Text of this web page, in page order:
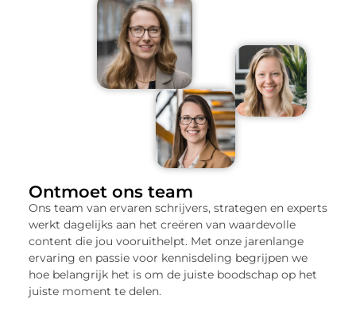
Ontmoet ons team
Ons team van ervaren schrijvers, strategen en experts
werkt dagelijks aan het creëren van waardevolle
content die jou vooruithelpt. Met onze jarenlange
ervaring en passie voor kennisdeling begrijpen we
hoe belangrijk het is om de juiste boodschap op het
juiste moment te delen.